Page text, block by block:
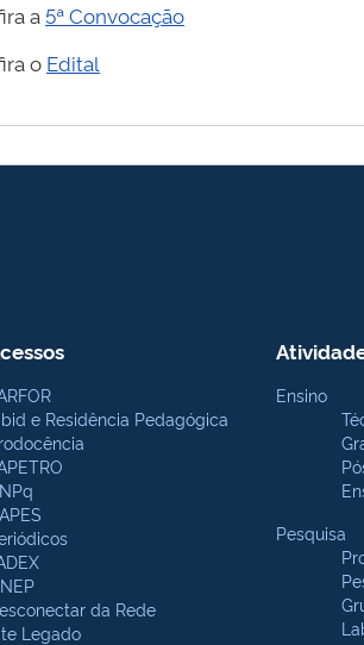
a5ª Convocação
o Edital
e Residência Pedagógica
da Rede
Legado
Ensino
Pesquisa